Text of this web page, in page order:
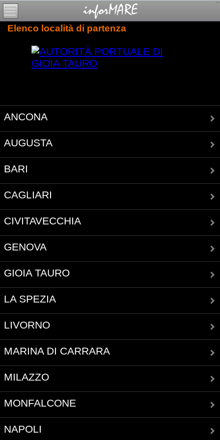
Elenco località di partenza
ANCONA
AUGUSTA
BARI
CAGLIARI
CIVITAVECCHIA
GENOVA
GIOIA TAURO
LA SPEZIA
LIVORNO
MARINA DI CARRARA
MILAZZO
MONFALCONE
NAPOLI